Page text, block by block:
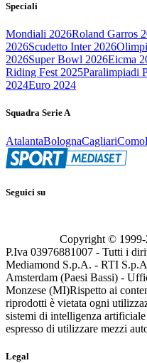
Speciali
Mondiali 2026Roland Garros
2026Scudetto Inter 2026
2026Super Bowl 2026Eicma
Riding Fest 2025Paralimpiadi
2024Euro 2024
Squadra Serie A
AtalantaBolognaCagliariComo
Seguici su
Copyright © 1999-
P.Iva 03976881007 - Tutti i
Mediamond S.p.A. - RTI
Amsterdam (Paesi Bassi) -
Monzese (MI)Rispetto ai
riprodotti è vietata ogni
sistemi di intelligenza
espresso di utilizzare mezzi
Legal